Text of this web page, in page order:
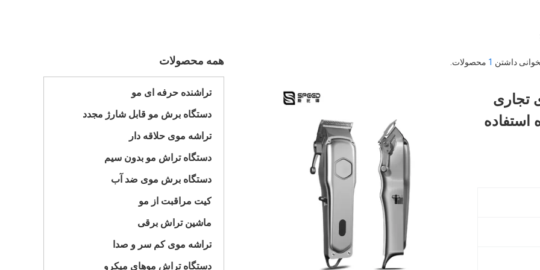
همه محصولات
تراشنده حرفه ای مو
دستگاه برش مو قابل شارژ مجدد
تراشه موی حلاقه دار
دستگاه تراش مو بدون سیم
دستگاه برش موی ضد آب
کیت مراقبت از مو
ماشین تراش برقی
تراشه موی کم سر و صدا
دستگاه تراش موهای میکرو
1 محصولات.
تجاری
استفاده